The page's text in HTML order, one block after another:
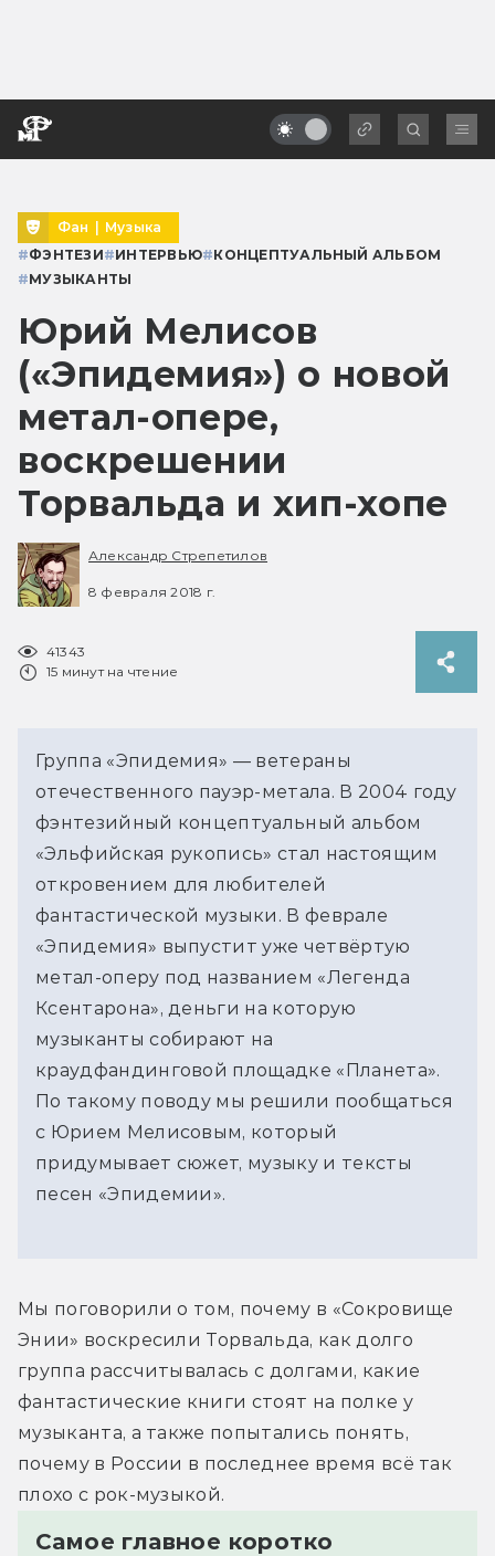
Фан | Музыка
#ФЭНТЕЗИ#ИНТЕРВЬЮ#КОНЦЕПТУАЛЬНЫЙ АЛЬБОМ
#МУЗЫКАНТЫ
Юрий Мелисов
(«Эпидемия») о новой
метал-опере,
воскрешении
Торвальда и хип-хопе
Александр Стрепетилов
8 февраля 2018 г.
41343
15 минут на чтение
Группа «Эпидемия» — ветераны
отечественного пауэр-метала. В 2004 году
фэнтезийный концептуальный альбом
«Эльфийская рукопись» стал настоящим
откровением для любителей
фантастической музыки. В феврале
«Эпидемия» выпустит уже четвёртую
метал-оперу под названием «Легенда
Ксентарона», деньги на которую
музыканты собирают на
краудфандинговой площадке «Планета».
По такому поводу мы решили пообщаться
с Юрием Мелисовым, который
придумывает сюжет, музыку и тексты
песен «Эпидемии».
Мы поговорили о том, почему в «Сокровище
Энии» воскресили Торвальда, как долго
группа рассчитывалась с долгами, какие
фантастические книги стоят на полке у
музыканта, а также попытались понять,
почему в России в последнее время всё так
плохо с рок-музыкой.
Самое главное коротко